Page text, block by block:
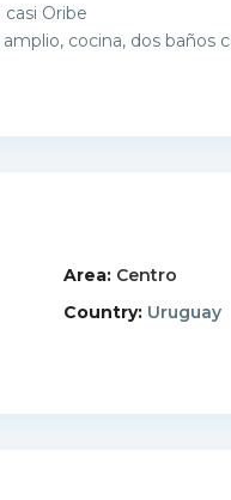
Oribe
cocina, dos baños
Area: Centro
Country: Uruguay